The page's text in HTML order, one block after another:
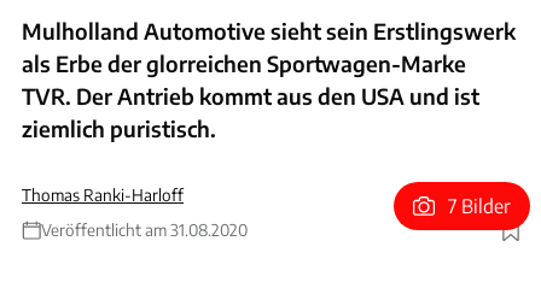
Mulholland Automotive sieht sein Erstlingswerk
als Erbe der glorreichen Sportwagen-Marke
TVR. Der Antrieb kommt aus den USA und ist
ziemlich puristisch.
Thomas Ranki-Harloff
Veröffentlicht am 31.08.2020
Foto: Mulholland Automotive
7 Bilder